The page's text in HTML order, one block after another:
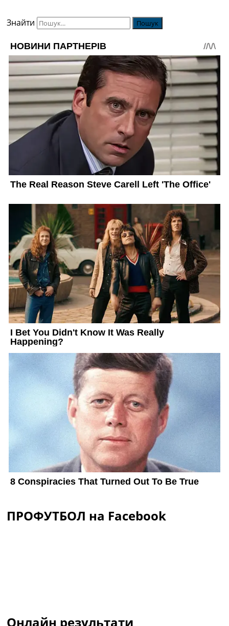
Знайти
ПРОФУТБОЛ на Facebook
Онлайн результати